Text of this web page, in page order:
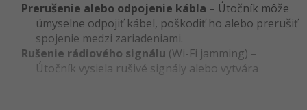
Photoshop -80%
Adobe Illustrator -80%
Adobe Lightroom -30%
Blog
Médiá
Kariéra
Prerušenie alebo odpojenie kábla – Útočník môže
úmyselne odpojiť kábel, poškodiť ho alebo prerušiť
spojenie medzi zariadeniami.
Rušenie rádiového signálu (Wi-Fi jamming) –
Útočník vysiela rušivé signály alebo vytvára